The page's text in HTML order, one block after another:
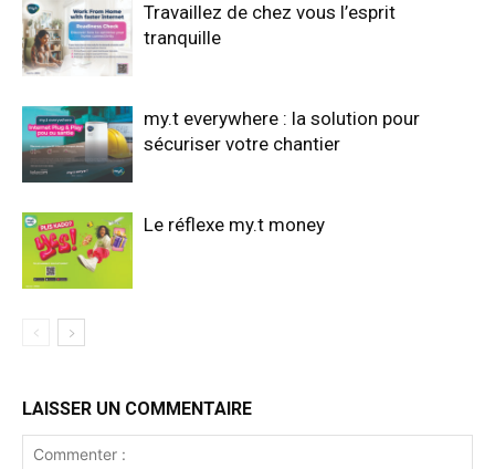
Travaillez de chez vous l’esprit
tranquille
my.t everywhere : la solution pour
sécuriser votre chantier
Le réflexe my.t money
LAISSER UN COMMENTAIRE